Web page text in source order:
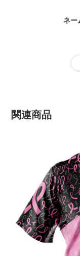
ネー
関連商品